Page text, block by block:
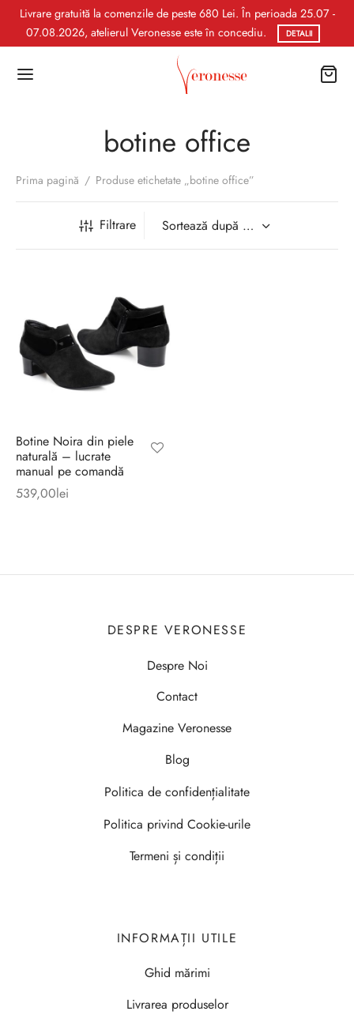
Livrare gratuită la comenzile de peste 680 Lei. În perioada 25.07 -
07.08.2026, atelierul Veronesse este în concediu.
DETALII
botine office
Prima pagină / Produse etichetate „botine office”
Filtrare
Botine Noira din piele
naturală – lucrate
manual pe comandă
539,00lei
DESPRE VERONESSE
Despre Noi
Contact
Magazine Veronesse
Blog
Politica de confidențialitate
Politica privind Cookie-urile
Termeni și condiții
INFORMAȚII UTILE
Ghid mărimi
Livrarea produselor